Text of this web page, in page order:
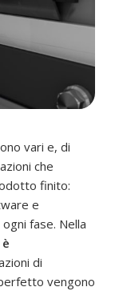
vari e, di
che
finito:
e
fase. Nella
di
vengono